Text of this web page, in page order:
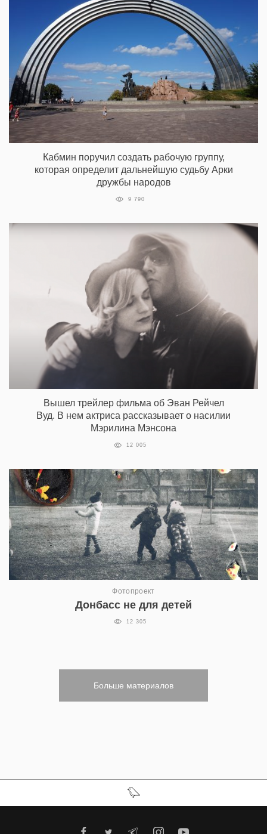
Кабмин поручил создать рабочую группу,
которая определит дальнейшую судьбу Арки
дружбы народов
9 790
Вышел трейлер фильма об Эван Рейчел
Вуд. В нем актриса рассказывает о насилии
Мэрилина Мэнсона
12 005
Фотопроект
Донбасс не для детей
12 305
Больше материалов